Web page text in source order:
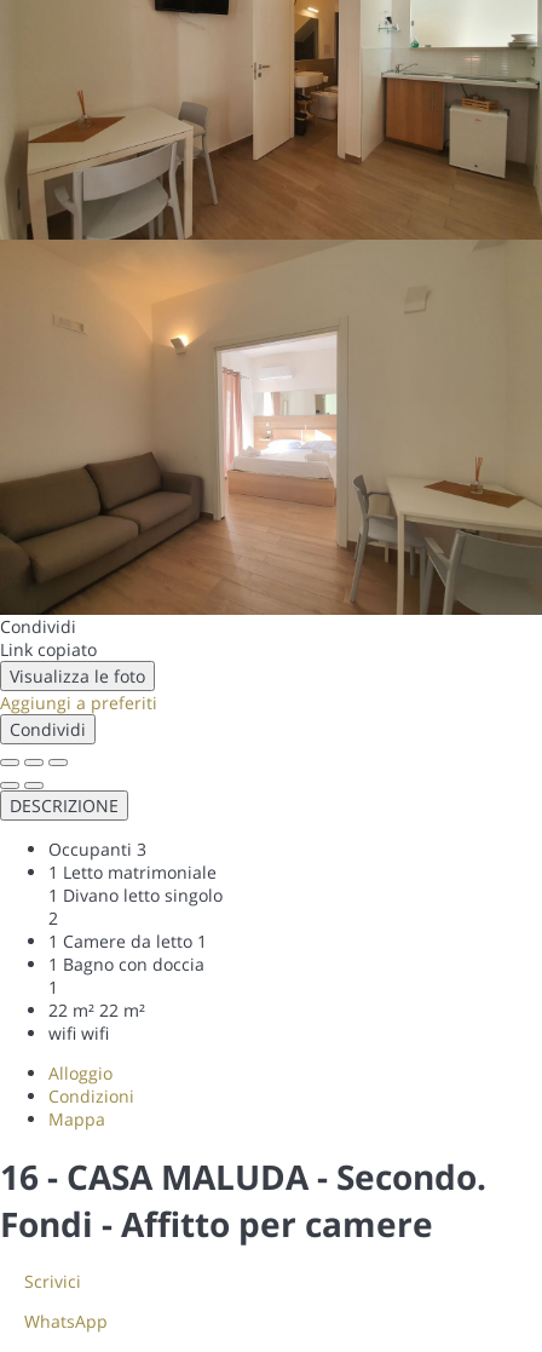
Condividi
Link copiato
Visualizza le foto
Aggiungi a preferiti
Condividi
DESCRIZIONE
Occupanti 3
1 Letto matrimoniale
1 Divano letto singolo
2
1 Camere da letto 1
1 Bagno con doccia
1
22 m² 22 m²
wifi wifi
Alloggio
Condizioni
Mappa
16 - CASA MALUDA - Secondo.
Fondi -Affitto per camere
Scrivici
WhatsApp